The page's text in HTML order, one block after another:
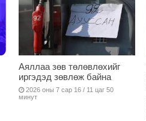
Аяллаа зөв төлөвлөхийг
иргэдэд зөвлөж байна
2026 оны 7 сар 16 / 11 цаг 50
минут